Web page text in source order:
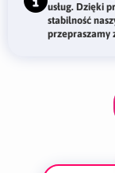
usług. Dzięki
stabilność
przepraszamy